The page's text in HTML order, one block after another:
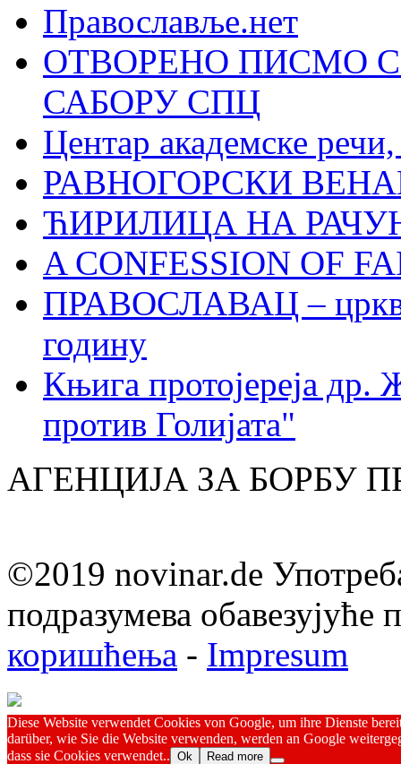
Православље.нет
ОТВОРЕНО ПИСМО
САБОРУ СПЦ
Центар академске
РАВНОГОРСКИ
ЋИРИЛИЦА НА
A CONFESSION OF
ПРАВОСЛАВАЦ –
годину
Књига протојереја др.
против Голијата"
АГЕНЦИЈА ЗА БОРБУ
©2019 novinar.de
подразумева обавезујуће
коришћења - Impresum
Diese Website verwendet Cookies von Google, um ihre Dienste
darüber, wie Sie die Website verwenden, werden an Google
dass sie Cookies verwendet.. Ok Read more